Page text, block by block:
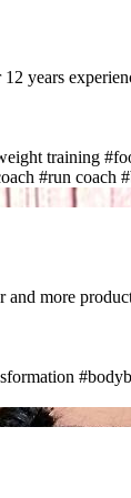
years
training
#run coach
and more